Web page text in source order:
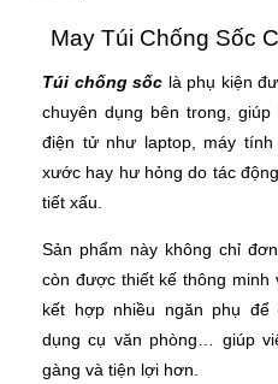
May Túi Chống Sốc
Túi chống sốc là phụ kiện
chuyên dụng bên trong,
điện tử như laptop, máy
xước hay hư hỏng do tác
tiết xấu.
Sản phẩm này không chỉ
còn được thiết kế thông minh
kết hợp nhiều ngăn phụ
dụng cụ văn phòng… giúp
gàng và tiện lợi hơn.